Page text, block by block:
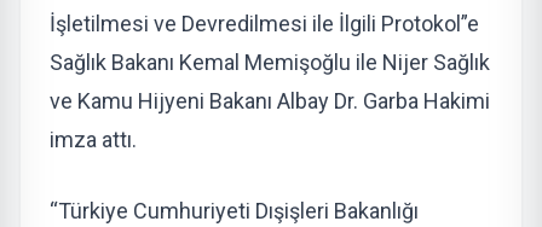
İşletilmesi ve Devredilmesi ile İlgili Protokol”e
Sağlık Bakanı Kemal Memişoğlu ile Nijer Sağlık
ve Kamu Hijyeni Bakanı Albay Dr. Garba Hakimi
imza attı.
“Türkiye Cumhuriyeti Dışişleri Bakanlığı